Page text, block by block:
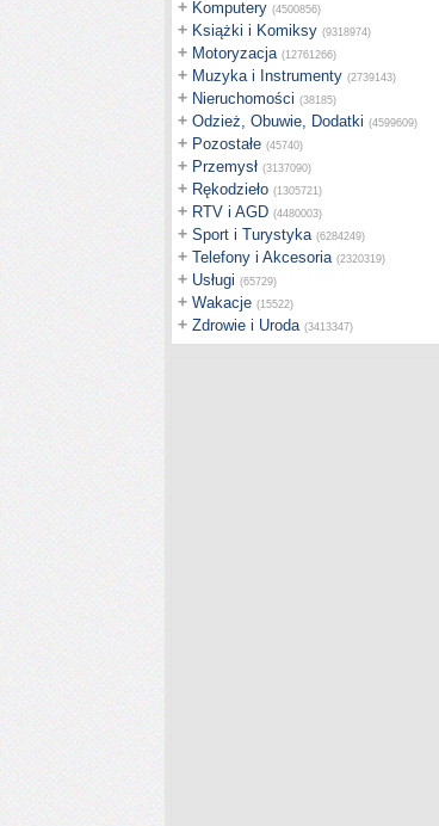
+ Komputery (4500856)
+ Książki i Komiksy (9318974)
+ Motoryzacja (12761266)
+ Muzyka i Instrumenty (2739143)
+ Nieruchomości (38185)
+ Odzież, Obuwie, Dodatki (4599609)
+ Pozostałe (45740)
+ Przemysł (3137090)
+ Rękodzieło (1305721)
+ RTV i AGD (4480003)
+ Sport i Turystyka (6284249)
+ Telefony i Akcesoria (2320319)
+ Usługi (65729)
+ Wakacje (15522)
+ Zdrowie i Uroda (3413347)